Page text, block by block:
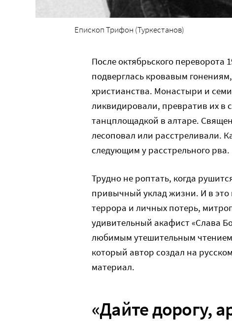
Епископ Трифон (Туркестанов)
После октябрьского переворота
подверглась кровавым
христианства. Монастыри и
ликвидировали, превратив их в
танцплощадкой в алтаре.
лесоповал или расстреливали.
следующим у расстрельного рва.
Трудно не роптать, когда
привычный уклад жизни. И в это
террора и личных потерь,
удивительный акафист «Слава
любимым утешительным
который автор создал на
материал.
«Дайте дорогу,